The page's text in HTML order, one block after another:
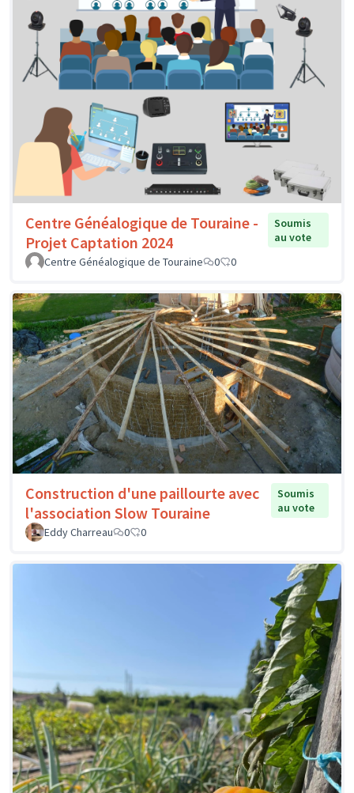
Centre Généalogique de Touraine -
Projet Captation 2024
Soumis
au vote
Centre Généalogique de Touraine
0 0
Construction d'une paillourte avec
l'association Slow Touraine
Soumis
au vote
Eddy Charreau
0 0